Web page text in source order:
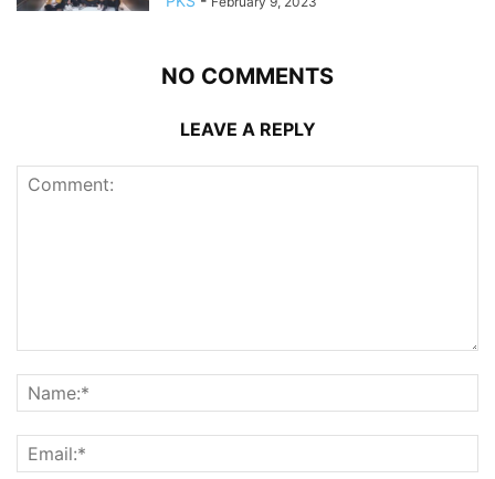
NO COMMENTS
LEAVE A REPLY